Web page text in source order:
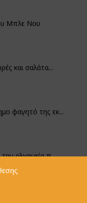
Μπλε Νου
και σαλάτα...
φαγητό της εκ...
αλχημεία π...